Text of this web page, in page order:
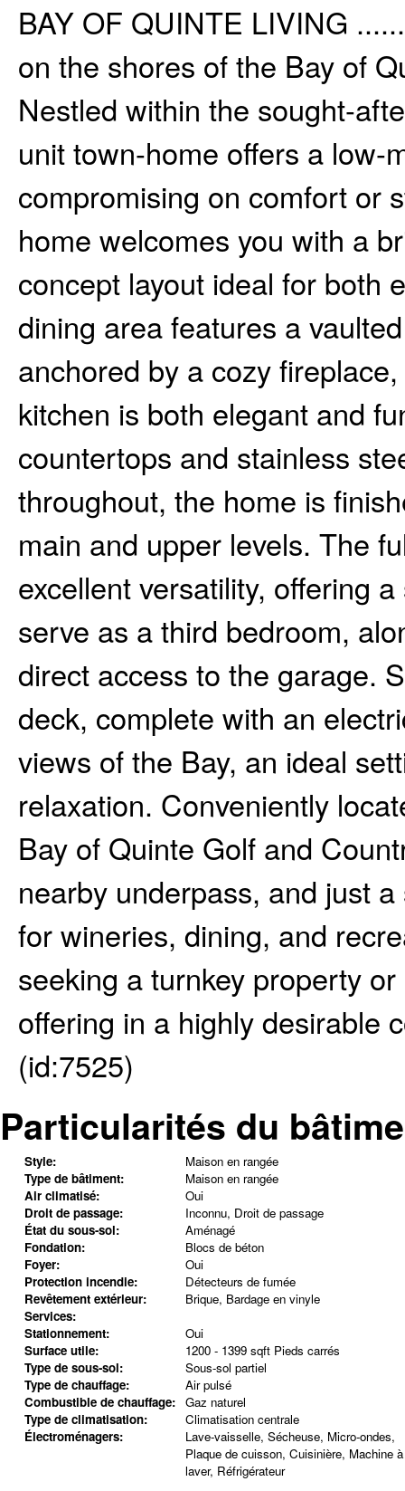
BAY OF QUINTE LIVING
on the shores of the Bay of
Nestled within the sought-
unit town-home offers a low-
compromising on comfort or
home welcomes you with a
concept layout ideal for both
dining area features a
anchored by a cozy
kitchen is both elegant and
countertops and stainless
throughout, the home is
main and upper levels. The
excellent versatility, offering
serve as a third bedroom,
direct access to the garage.
deck, complete with an
views of the Bay, an ideal
relaxation. Conveniently
Bay of Quinte Golf and
nearby underpass, and just
for wineries, dining, and
seeking a turnkey property
offering in a highly desirable
(id:7525)
Particularités du
Style:
Maison en rangée
Type de bâtiment:
Maison en rangée
Air climatisé:
Oui
Droit de passage:
Inconnu, Droit de passage
État du sous-sol:
Aménagé
Fondation:
Blocs de béton
Foyer:
Oui
Protection incendie:
Détecteurs de fumée
Revêtement extérieur:
Brique, Bardage en vinyle
Services:
Stationnement:
Oui
Surface utile:
1200 - 1399 sqft Pieds carrés
Type de sous-sol:
Sous-sol partiel
Type de chauffage:
Air pulsé
Combustible de chauffage: Gaz naturel
Type de climatisation:
Climatisation centrale
Électroménagers:
Lave-vaisselle, Sécheuse, Micro-ondes,
Plaque de cuisson, Cuisinière, Machine à
laver, Réfrigérateur